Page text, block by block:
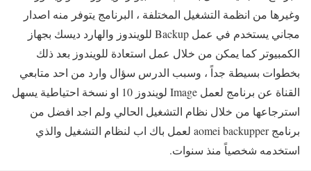
وغيرها من انظمة التشغيل المختلفة ، البرنامج يتوفر منه اصدار
مجاني يستخدم في عمل Backup للويندوز والهارد ديسك بجهاز
الكمبيوتر كما يمكن من خلال عمل استعادة للويندوز بعد ذلك
بخطوات بسيطة جداً ، وسبب الدرس سؤال وارد من احد متابعي
القناة عن برنامج لعمل Image لويندوز 10 او نسخة احتياطية يسهل
استرجاعها من خلال نظام التشغيل الحالي ولم اجد افضل من
برنامج aomei backupper لعمل باك اب لنظام التشغيل والذي
استخدمه شخصياً منذ سنوات.